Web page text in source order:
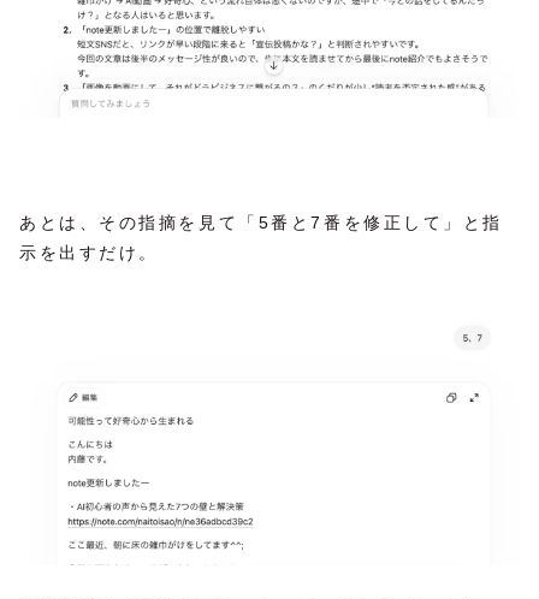
あとは、その指摘を見て「5番と7番を修正して」と指
示を出すだけ。